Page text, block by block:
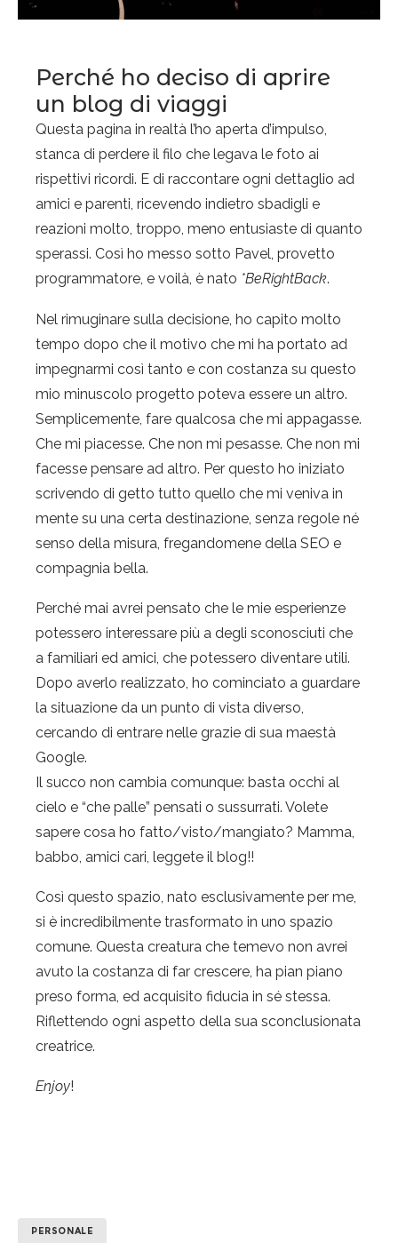
Perché ho deciso di aprire
un blog di viaggi
Questa pagina in realtà l’ho aperta d’impulso,
stanca di perdere il filo che legava le foto ai
rispettivi ricordi. E di raccontare ogni dettaglio ad
amici e parenti, ricevendo indietro sbadigli e
reazioni molto, troppo, meno entusiaste di quanto
sperassi. Così ho messo sotto Pavel, provetto
programmatore, e voilà, è nato *BeRightBack.
Nel rimuginare sulla decisione, ho capito molto
tempo dopo che il motivo che mi ha portato ad
impegnarmi così tanto e con costanza su questo
mio minuscolo progetto poteva essere un altro.
Semplicemente, fare qualcosa che mi appagasse.
Che mi piacesse. Che non mi pesasse. Che non mi
facesse pensare ad altro. Per questo ho iniziato
scrivendo di getto tutto quello che mi veniva in
mente su una certa destinazione, senza regole né
senso della misura, fregandomene della SEO e
compagnia bella.
Perché mai avrei pensato che le mie esperienze
potessero interessare più a degli sconosciuti che
a familiari ed amici, che potessero diventare utili.
Dopo averlo realizzato, ho cominciato a guardare
la situazione da un punto di vista diverso,
cercando di entrare nelle grazie di sua maestà
Google.
Il succo non cambia comunque: basta occhi al
cielo e “che palle” pensati o sussurrati. Volete
sapere cosa ho fatto/visto/mangiato? Mamma,
babbo, amici cari, leggete il blog!!
Così questo spazio, nato esclusivamente per me,
si è incredibilmente trasformato in uno spazio
comune. Questa creatura che temevo non avrei
avuto la costanza di far crescere, ha pian piano
preso forma, ed acquisito fiducia in sé stessa.
Riflettendo ogni aspetto della sua sconclusionata
creatrice.
Enjoy!
PERSONALE